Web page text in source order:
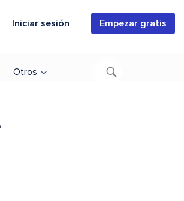
Iniciar sesión Empezar gratis
Otros